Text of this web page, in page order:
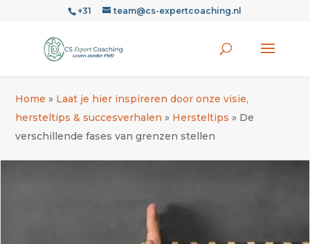
+31 team@cs-expertcoaching.nl
Home » Laat je hier inspireren door onze visie,
hersteltips & succesverhalen » Hersteltips » De
verschillende fases van grenzen stellen